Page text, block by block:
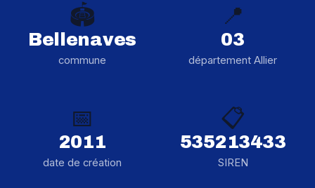
🏟️
Bellenaves
commune
📍
03
département Allier
📅
2011
date de création
📋
535213433
SIREN